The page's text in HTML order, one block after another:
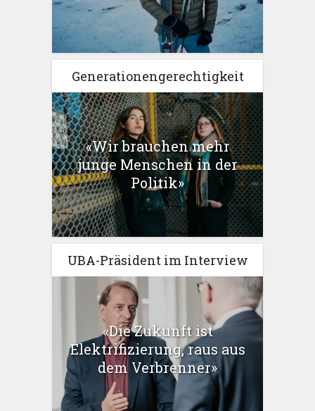
Generationengerechtigkeit
«Wir brauchen mehr
junge Menschen in der
Politik»
UBA-Präsident im Interview
«Die Zukunft ist
Elektrifizierung, raus aus
dem Verbrenner»